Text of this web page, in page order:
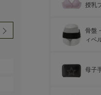
授乳
骨盤
ィベ
母子